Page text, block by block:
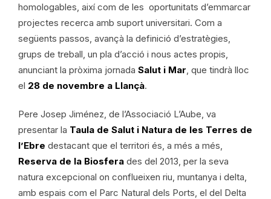
homologables, així com de les oportunitats d’emmarcar
projectes recerca amb suport universitari. Com a
següents passos, avançà la definició d’estratègies,
grups de treball, un pla d’acció i nous actes propis,
anunciant la pròxima jornada Salut i Mar , que tindrà lloc
el 28 de novembre a Llançà.
Pere Josep Jiménez, de l’Associació L’Aube, va
presentar la Taula de Salut i Natura de les Terres de
l’Ebre destacant que el territori és, a més a més,
Reserva de la Biosfera des del 2013, per la seva
natura excepcional on conflueixen riu, muntanya i delta,
amb espais com el Parc Natural dels Ports, el del Delta